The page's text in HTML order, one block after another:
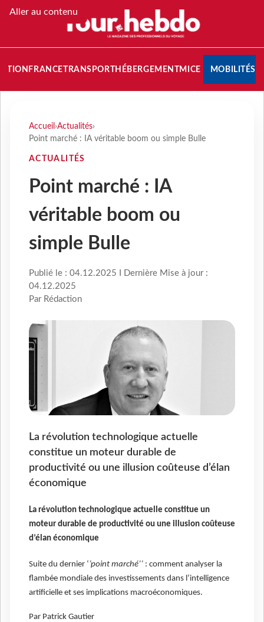
Aller au contenu
FRANCETRANSPORT HÉBERGEMENTMICE MOBILITÉS
Accueil ›Actualités›
Point marché : IA véritable boom ou simple Bulle
ACTUALITÉS
Point marché : IA
véritable boom ou
simple Bulle
Publié le : 04.12.2025 I Dernière Mise à jour :
04.12.2025
Par Rédaction
La révolution technologique actuelle
constitue un moteur durable de
productivité ou une illusion coûteuse d’élan
économique
La révolution technologique actuelle constitue un
moteur durable de productivité ou une illusion coûteuse
d’élan économique
Suite du dernier ‘’point marché’’ : comment analyser la
flambée mondiale des investissements dans l’intelligence
artificielle et ses implications macroéconomiques.
Par Patrick Gautier